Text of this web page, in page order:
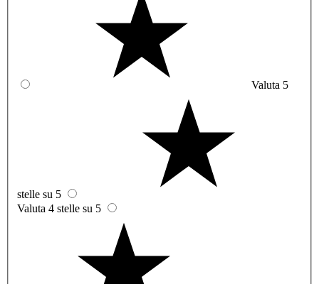
Valuta 5
stelle su 5
Valuta 4 stelle su 5